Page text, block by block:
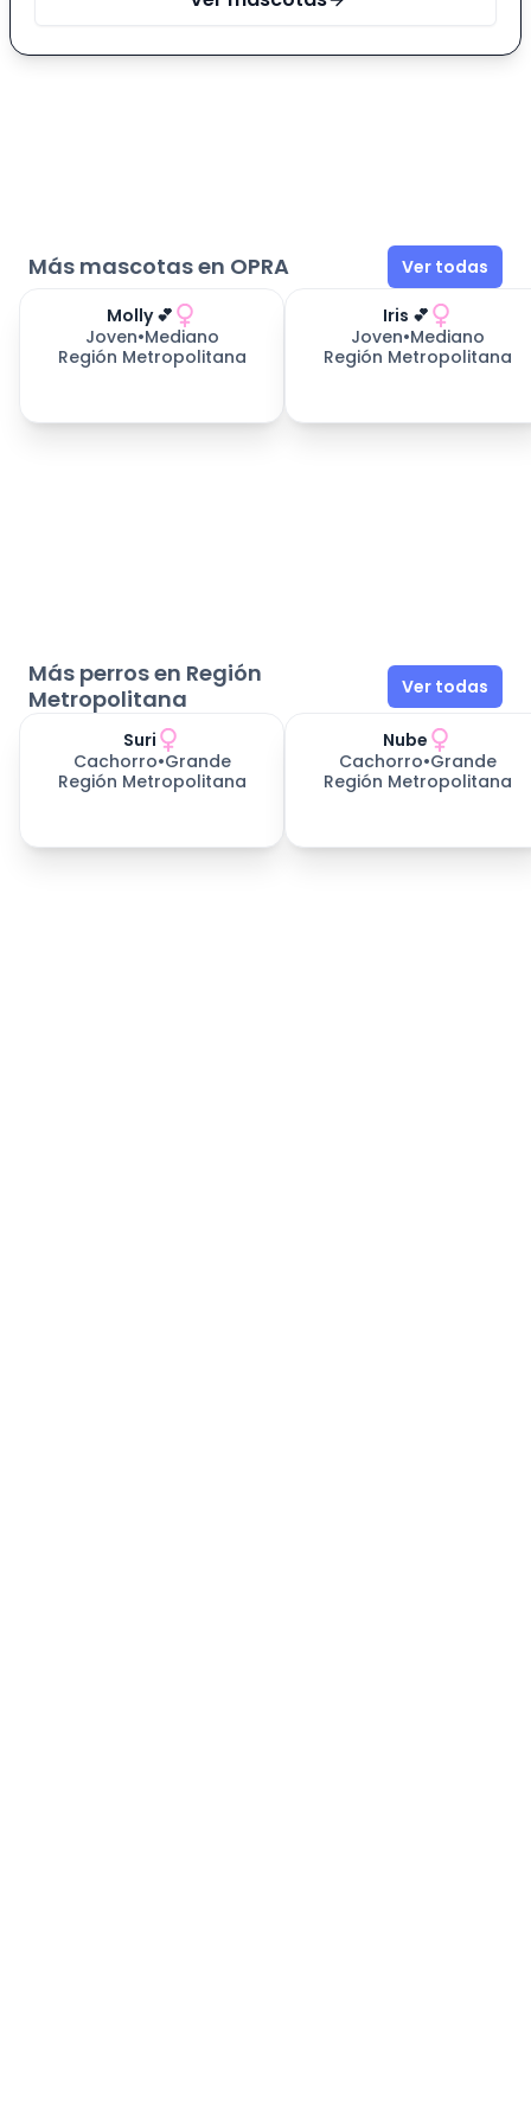
Más mascotas en OPRA Ver todas
Molly 💕
Joven•Mediano
Región Metropolitana
Iris 💕
Joven•Mediano
Región Metropolitana
Más perros en Región
Metropolitana
Ver todas
Suri
Cachorro•Grande
Región Metropolitana
Nube
Cachorro•Grande
Región Metropolitana